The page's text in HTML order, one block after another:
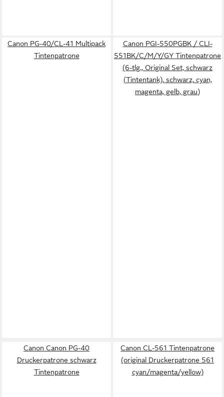
Canon PG-40/CL-41 Multipack
Tintenpatrone
Canon PGI-550PGBK / CLI-
551BK/C/M/Y/GY Tintenpatrone
(6-tlg., Original Set, schwarz
(Tintentank), schwarz, cyan,
magenta, gelb, grau)
Canon Canon PG-40
Druckerpatrone schwarz
Tintenpatrone
Canon CL-561 Tintenpatrone
(original Druckerpatrone 561
cyan/magenta/yellow)